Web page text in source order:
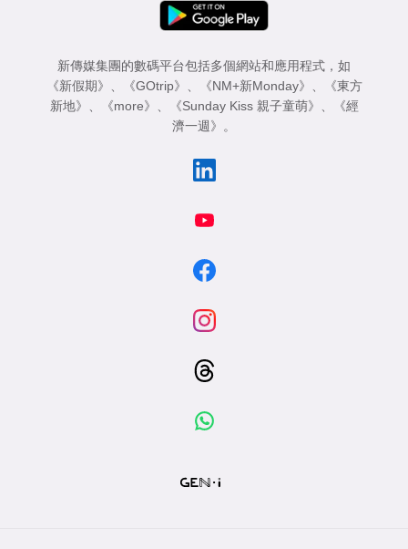
新傳媒集團的數碼平台包括多個網站和應用程式，如
《新假期》
《GOtrip》 《NM+新Monday》
《東方
新地》
《more》 《Sunday Kiss 親子童萌》
《經
濟一週》
。